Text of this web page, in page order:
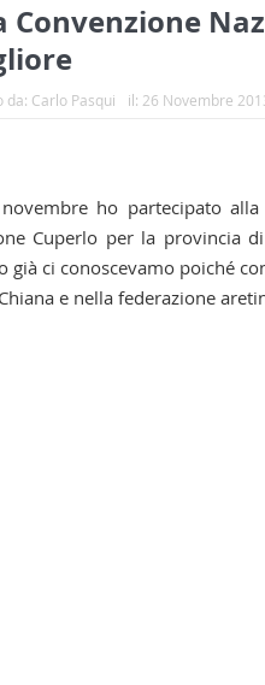
Convenzione
da: Carlo Pasqui il: 26 Novembre
ho partecipato alla
Cuperlo per la provincia
già ci conoscevamo poiché
e nella federazione